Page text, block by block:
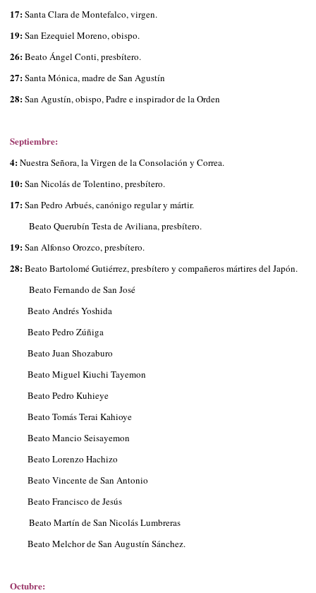
17:Santa Clara de Montefalco, virgen.
19:San Ezequiel Moreno, obispo.
26:Beato Ángel Conti, presbítero.
27:Santa Mónica, madre de San Agustín
28:San Agustín, obispo, Padre e inspirador de la Orden
Septiembre:
4:Nuestra Señora, la Virgen de la Consolación y Correa.
10:San Nicolás de Tolentino, presbítero.
17:San Pedro Arbués, canónigo regular y mártir.
Beato Querubín Testa de Aviliana, presbítero.
19:San Alfonso Orozco, presbítero.
28:Beato Bartolomé Gutiérrez, presbítero y compañeros mártires del Japón.
Beato Fernando de San José
Beato Andrés Yoshida
Beato Pedro Zúñiga
Beato Juan Shozaburo
Beato Miguel Kiuchi Tayemon
Beato Pedro Kuhieye
Beato Tomás Terai Kahioye
Beato Mancio Seisayemon
Beato Lorenzo Hachizo
Beato Vincente de San Antonio
Beato Francisco de Jesús
Beato Martín de San Nicolás Lumbreras
Beato Melchor de San Augustín Sánchez.
Octubre: